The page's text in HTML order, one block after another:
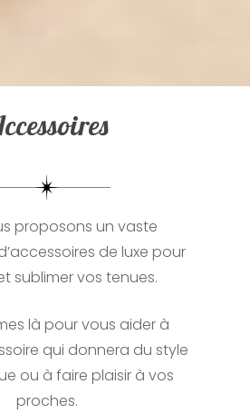
proposons un vaste
de luxe pour
sublimer vos tenues.
là pour vous aider à
qui donnera du style
ou à faire plaisir à vos
proches.